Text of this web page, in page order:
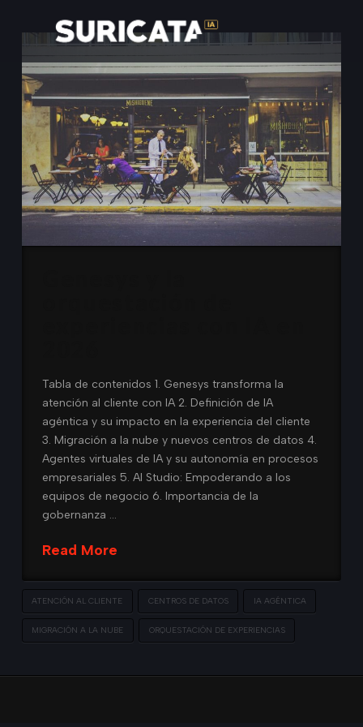
Tabla de contenidos 1. Genesys transforma la
atención al cliente con IA 2. Definición de IA
agéntica y su impacto en la experiencia del cliente
3. Migración a la nube y nuevos centros de datos 4.
Agentes virtuales de IA y su autonomía en procesos
empresariales 5. AI Studio: Empoderando a los
equipos de negocio 6. Importancia de la
gobernanza …
Read More
ATENCIÓN AL CLIENTE CENTROS DE DATOS IA AGÉNTICA
MIGRACIÓN A LA NUBE ORQUESTACIÓN DE EXPERIENCIAS